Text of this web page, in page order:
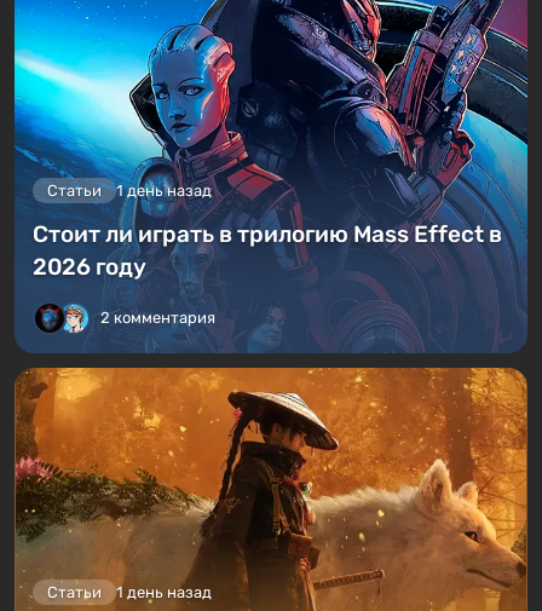
Статьи 1 день назад
Стоит ли играть в трилогию Mass Effect в
2026 году
2 комментария
Статьи 1 день назад